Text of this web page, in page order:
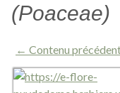
(Poaceae)
← Contenu